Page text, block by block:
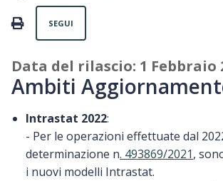
PRINT
SEGUI
Data del rilascio: 1 Febbraio
Ambiti
Intrastat 2022:
- Per le operazioni effettuate dal
determinazione n. 493869/2021,
i nuovi modelli Intrastat.